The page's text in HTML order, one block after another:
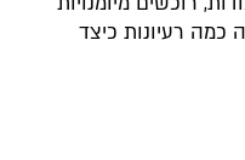
כמה רעיונות כיצד